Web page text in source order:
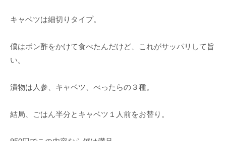
キャベツは細切りタイプ。
僕はポン酢をかけて食べたんだけど、これがサッパリして旨
い。
漬物は人参、キャベツ、べったらの３種。
結局、ごはん半分とキャベツ１人前をお替り。